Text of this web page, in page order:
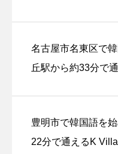
名古屋市名東区で
丘駅から約33分で
豊明市で韓国語を
22分で通えるK